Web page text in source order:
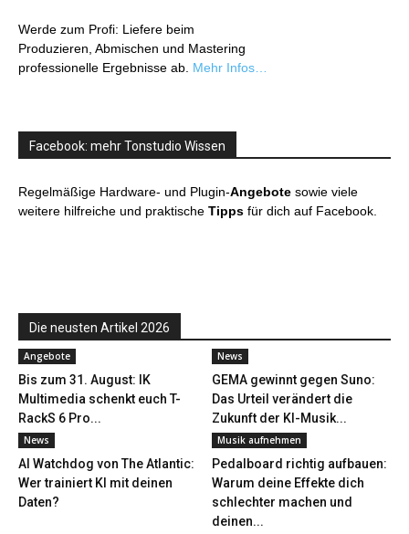
Werde zum Profi: Liefere beim
Produzieren, Abmischen und Mastering
professionelle Ergebnisse ab. Mehr Infos…
Facebook: mehr Tonstudio Wissen
Regelmäßige Hardware- und Plugin-Angebote sowie viele
weitere hilfreiche und praktische Tipps für dich auf Facebook.
Die neusten Artikel 2026
Angebote
Bis zum 31. August: IK
Multimedia schenkt euch T-
RackS 6 Pro...
News
GEMA gewinnt gegen Suno:
Das Urteil verändert die
Zukunft der KI-Musik...
News
AI Watchdog von The Atlantic:
Wer trainiert KI mit deinen
Daten?
Musik aufnehmen
Pedalboard richtig aufbauen:
Warum deine Effekte dich
schlechter machen und
deinen...